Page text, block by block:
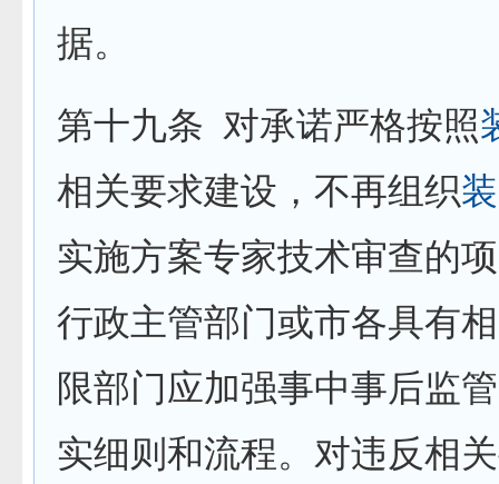
据。
第十九条 对承诺严格按照
相关要求建设，不再组织
实施方案专家技术审查的
行政主管部门或市各具有
限部门应加强事中事后监
实细则和流程。对违反相